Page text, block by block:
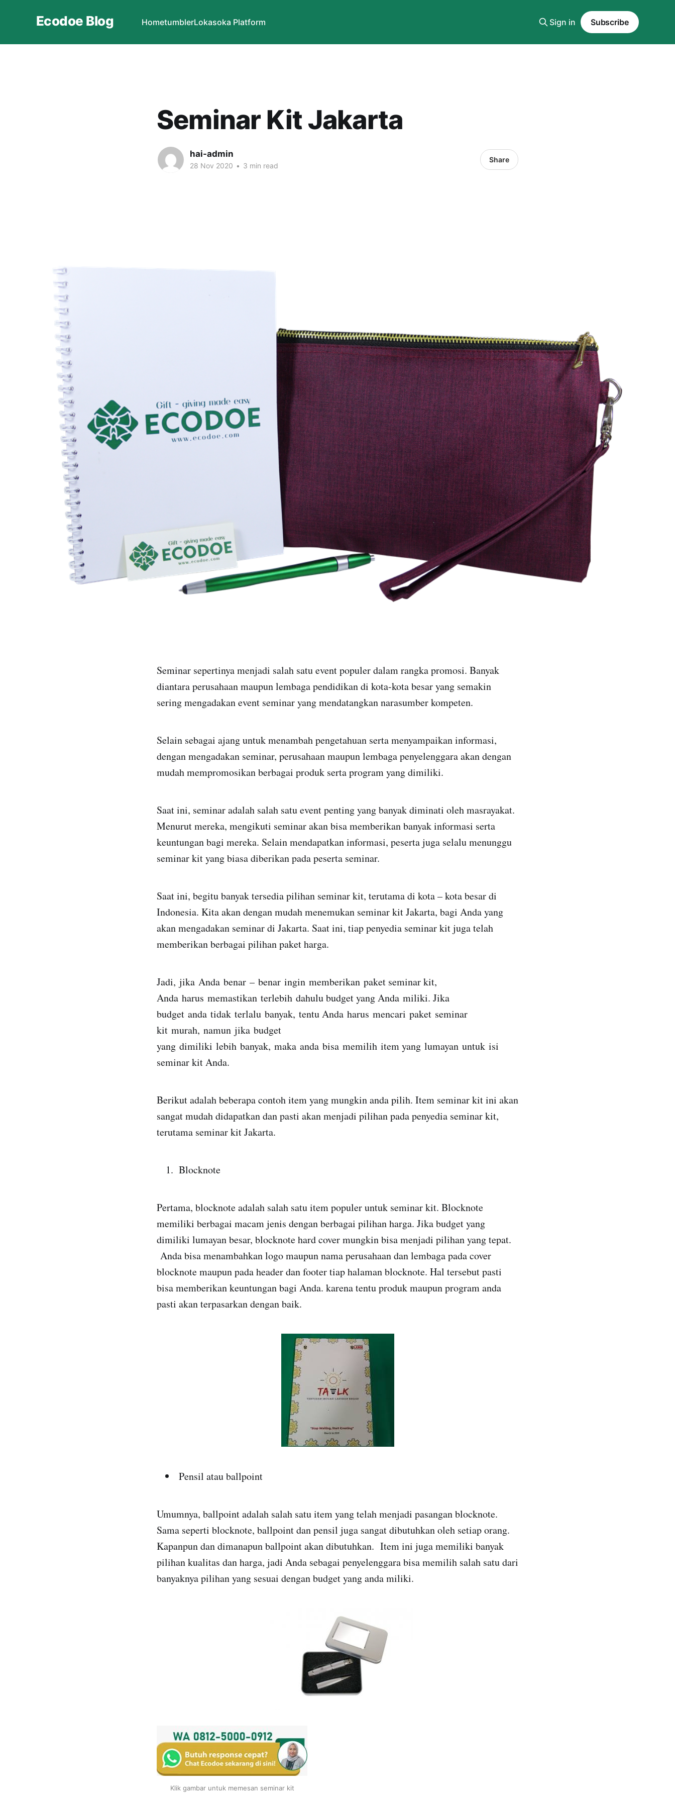
Ecodoe Blog HometumblerLokasoka Platform Sign in Subscribe
Seminar Kit Jakarta
hai-admin
28 Nov 2020 • 3 min read
Share
Seminar sepertinya menjadi salah satu event populer dalam rangka promosi. Banyak
diantara perusahaan maupun lembaga pendidikan di kota-kota besar yang semakin
sering mengadakan event seminar yang mendatangkan narasumber kompeten.
Selain sebagai ajang untuk menambah pengetahuan serta menyampaikan informasi,
dengan mengadakan seminar, perusahaan maupun lembaga penyelenggara akan dengan
mudah mempromosikan berbagai produk serta program yang dimiliki.
Saat ini, seminar adalah salah satu event penting yang banyak diminati oleh masrayakat.
Menurut mereka, mengikuti seminarakan bisa memberikan banyak informasi serta
keuntungan bagi mereka. Selain mendapatkan informasi, peserta juga selalu menunggu
seminar kit yang biasa diberikan pada peserta seminar.
Saat ini, begitu banyak tersedia pilihan seminar kit, terutama di kota – kota besar di
Indonesia. Kita akan dengan mudah menemukan seminar kit Jakarta, bagi Anda yang
akan mengadakan seminar di Jakarta. Saat ini, tiap penyedia seminar kit juga telah
memberikan berbagai pilihan paket harga.
Jadi, jika Anda benar – benar ingin memberikan paket seminar kit,
Anda harus memastikan terlebih dahulubudget yang Anda miliki. Jika
budget anda tidak terlalu banyak, tentuAnda harus mencari paket seminar
kit murah, namun jika budget
yang dimiliki lebih banyak, maka anda bisa memilih item yang lumayan untuk isi
seminar kit Anda.
Berikut adalah beberapa contoh item yang mungkin anda pilih. Item seminar kit ini akan
sangat mudah didapatkan dan pasti akan menjadi pilihan pada penyedia seminar kit,
terutama seminar kit Jakarta.
Blocknote
Pertama, blocknote adalah salah satu item populer untuk seminar kit. Blocknote
memiliki berbagai macam jenis dengan berbagai pilihan harga. Jika budget yang
dimiliki lumayan besar, blocknote hard cover mungkin bisa menjadi pilihan yang tepat.
Anda bisa menambahkan logo maupun nama perusahaan dan lembaga pada cover
blocknote maupun pada header dan footer tiap halaman blocknote. Hal tersebut pasti
bisa memberikan keuntungan bagi Anda. karena tentu produk maupun program anda
pasti akan terpasarkan dengan baik.
Pensil atau ballpoint
Umumnya, ballpoint adalah salah satu item yang telah menjadi pasangan blocknote.
Sama seperti blocknote, ballpoint dan pensil juga sangat dibutuhkan oleh setiap orang.
Kapanpun dan dimanapun ballpoint akan dibutuhkan. Item ini juga memiliki banyak
pilihan kualitas dan harga, jadi Anda sebagai penyelenggara bisa memilih salah satu dari
banyaknya pilihan yang sesuai dengan budget yang anda miliki.
Klik gambar untuk memesan seminar kit